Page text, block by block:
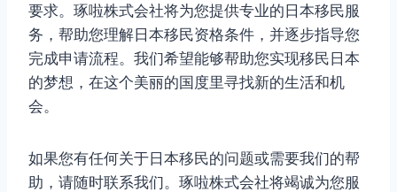
要求。琢啦株式会社将为您提供专业的日本移民服
务，帮助您理解日本移民资格条件，并逐步指导您
完成申请流程。我们希望能够帮助您实现移民日本
的梦想，在这个美丽的国度里寻找新的生活和机
会。
如果您有任何关于日本移民的问题或需要我们的帮
助，请随时联系我们。琢啦株式会社将竭诚为您服